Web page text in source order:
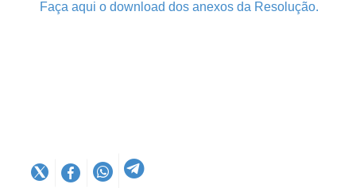
Faça aqui o download dos anexos da Resolução.